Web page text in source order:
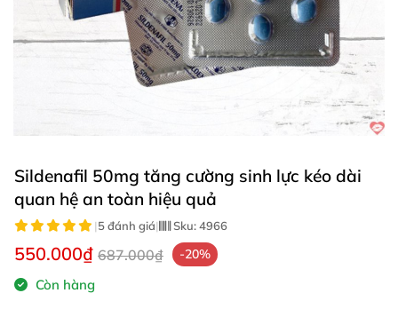
Sildenafil 50mg tăng cường sinh lực kéo dài
quan hệ an toàn hiệu quả
|5 đánh giá| Sku:4966
550.000₫ 687.000₫ -20%
Còn hàng